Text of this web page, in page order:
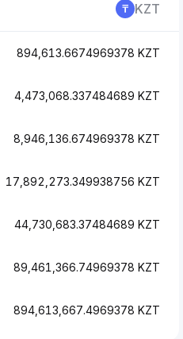
KZT
894,613.6674969378 KZT
4,473,068.337484689 KZT
8,946,136.674969378 KZT
17,892,273.349938756 KZT
44,730,683.37484689 KZT
89,461,366.74969378 KZT
894,613,667.4969378 KZT